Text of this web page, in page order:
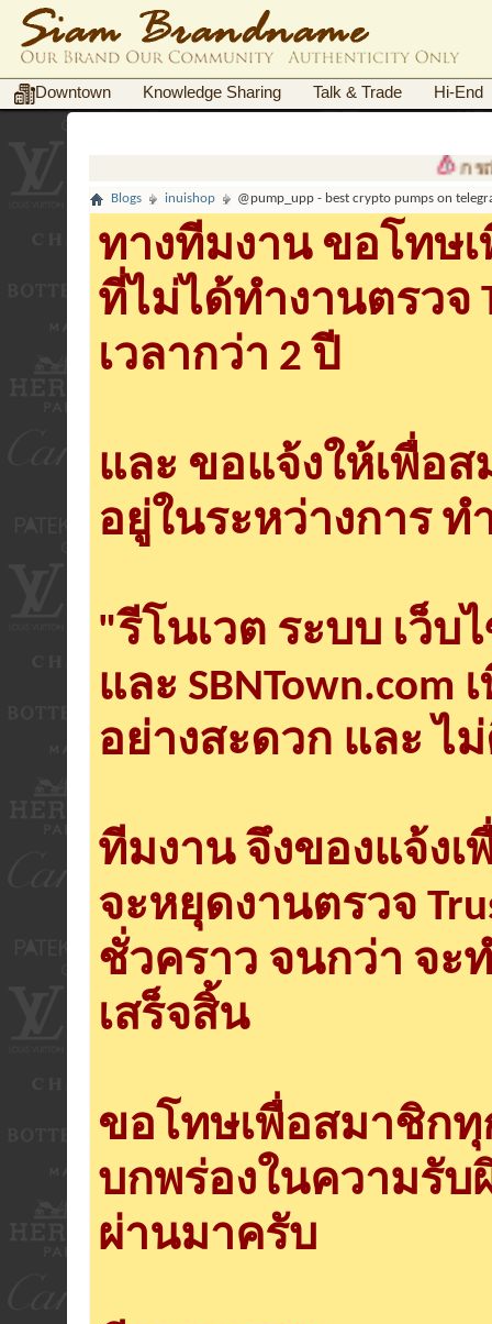
Downtown Knowledge Sharing Talk & Trade Hi-End
กรณีฉ้
Blogs inuishop @pump_upp - best crypto pumps on
ทางทีมงาน ขอโทษ
ที่ไม่ได้ทำงานตรวจ
เวลากว่า 2 ปี
และ ขอแจ้งให้เพื่อ
อยู่ในระหว่างการ ท
"รีโนเวต ระบบ เว็บ
และ
อย่างสะดวก และ ไ
ทีมงาน จึงของแจ้ง
จะหยุดงานตรวจ
ชั่วคราว จนกว่า จะ
เสร็จสิ้น
ขอโทษเพื่อสมาชิก
บกพร่องในความรั
ผ่านมาครับ